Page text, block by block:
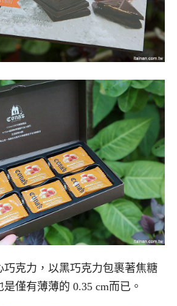
巧克力，以黑巧克力包裹著焦糖
僅有薄薄的 0.35 cm而已。